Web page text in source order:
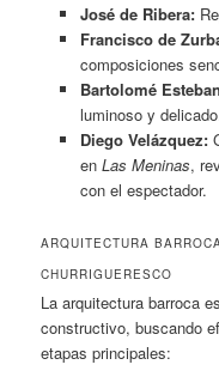
José de Ribera:
Francisco de
composiciones
Bartolomé
luminoso y
Diego Velázquez:
en Las Meninas,
con el espectador.
ARQUITECTURA
CHURRIGUERESCO
La arquitectura barroca
constructivo, buscando
etapas principales: